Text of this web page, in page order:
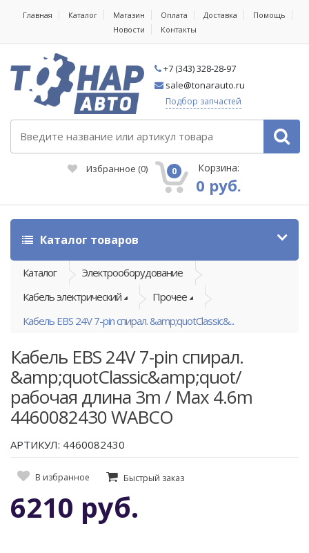
Главная Каталог Магазин Оплата Доставка
Помощь
Новости
Контакты
+7 (343) 328-28-97
sale@tonarauto.ru
Подбор запчастей
Избранное (0) 0 Корзина:
0 руб.
Каталог товаров
Каталог
Электрооборудование
Кабель электрический
Прочее
Кабель EBS 24V 7-pin спирал. &amp;quotClassic&...
Кабель EBS 24V 7-pin спирал.
&amp;quotClassic&amp;quot/
рабочая длина 3m / Max 4.6m
4460082430 WABCO
АРТИКУЛ: 4460082430
В избранное Быстрый заказ
6210 руб.